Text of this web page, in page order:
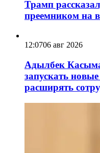
Трамп
преемником на
12:0706 авг 2026
Адылбек
запускать
расширять